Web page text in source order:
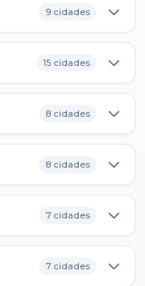
9 cidades
15 cidades
8 cidades
8 cidades
7 cidades
7 cidades